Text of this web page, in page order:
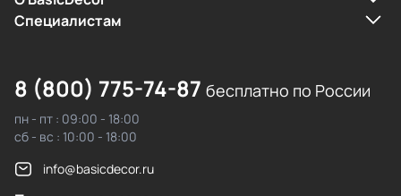
Cпециалистам
8 (800) 775-74-87 бесплатно по России
пн - пт : 09:00 - 18:00
сб - вс : 10:00 - 18:00
info@basicdecor.ru